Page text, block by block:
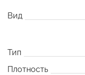
Вид
Тип
Плотность